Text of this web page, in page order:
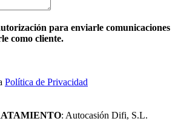
para enviarle comunicaciones
como cliente.
Política de Privacidad
: Autocasión Difi, S.L.